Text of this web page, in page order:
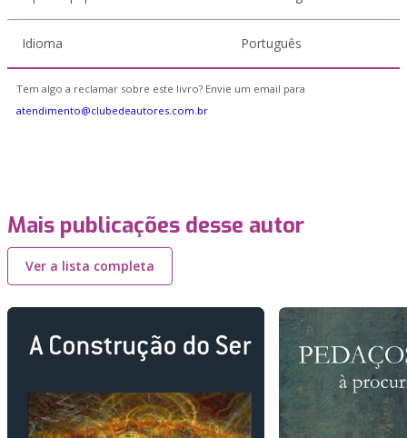
Idioma Português
Tem algo a reclamar sobre este livro? Envie um email para
atendimento@clubedeautores.com.br
Mais publicações desse autor
Ver a lista completa